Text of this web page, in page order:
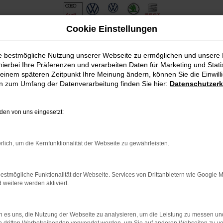
bestimmter Seiten verhindern. Funktioniert die Seite in
dem neuesten Stand sind.
kann auch dazu führen, dass bestimmte Funktionen nicht
Cookie Einstellungen
bestmögliche Nutzung unserer Webseite zu ermöglichen und unsere
Ihre Präferenzen und verarbeiten Daten für Marketing und
späteren Zeitpunkt Ihre Meinung ändern, können Sie die
zum Umfang der Datenverarbeitung finden Sie hier:
von uns eingesetzt:
um die Kernfunktionalität der Webseite zu gewährleisten.
Funktionalität der Webseite. Services von Drittanbietern wie Google
weitere werden aktiviert.
es uns, die Nutzung der Webseite zu analysieren, um die Leistung zu messen